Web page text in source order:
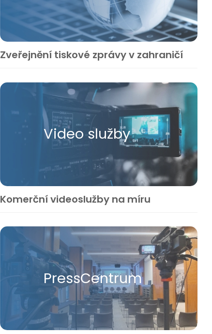
Zveřejnění tiskové zprávy v zahraničí
Video služby
Komerční videoslužby na míru
Press​Centrum